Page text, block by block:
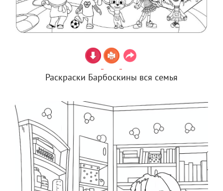
Раскраски Барбоскины вся семья